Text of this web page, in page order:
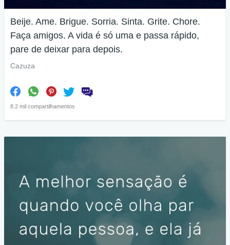
Beije. Ame. Brigue. Sorria. Sinta. Grite. Chore.
Faça amigos. A vida é só uma e passa rápido,
pare de deixar para depois.
Cazuza
8.2 mil compartilhamentos